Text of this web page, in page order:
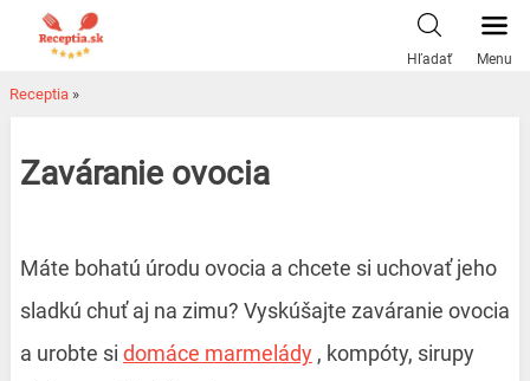
Hľadať Menu
Receptia »
Zaváranie ovocia
Máte bohatú úrodu ovocia a chcete si uchovať jeho
sladkú chuť aj na zimu? Vyskúšajte zaváranie ovocia
a urobte si domáce marmelády , kompóty, sirupy